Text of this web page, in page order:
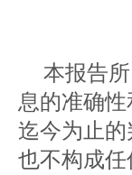
本报告
息的准确
迄今为止
也不构成